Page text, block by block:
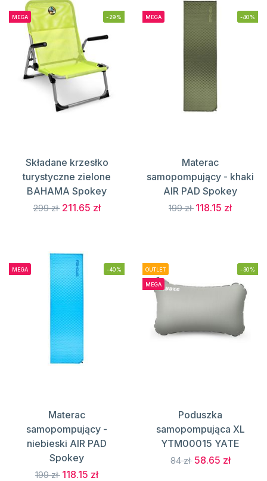
MEGA -29%
Składane krzesłko
turystyczne zielone
BAHAMA Spokey
299 zł 211.65 zł
MEGA -40%
Materac
samopompujący - khaki
AIR PAD Spokey
199 zł 118.15 zł
MEGA -40%
Materac
samopompujący -
niebieski AIR PAD
Spokey
199 zł 118.15 zł
OUTLET
MEGA
-30%
Poduszka
samopompująca XL
YTM00015 YATE
84 zł 58.65 zł